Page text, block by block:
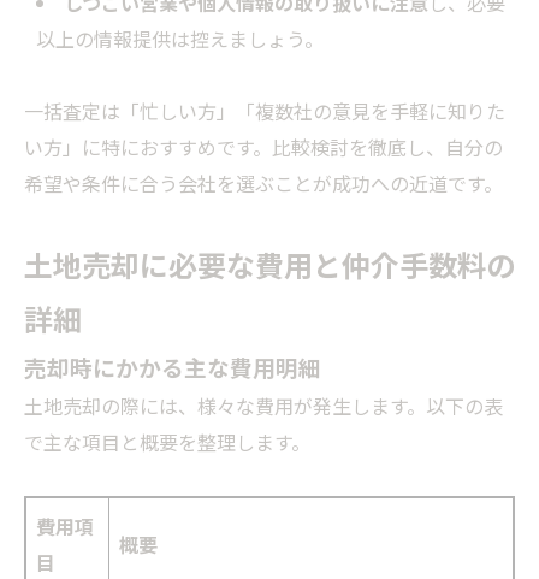
以上の情報提供は控えましょう。
一括査定は「忙しい方」「複数社の意見を手軽に知りた
い方」に特におすすめです。比較検討を徹底し、自分の
希望や条件に合う会社を選ぶことが成功への近道です。
土地売却に必要な費用と仲介手数料の
詳細
売却時にかかる主な費用明細
土地売却の際には、様々な費用が発生します。以下の表
で主な項目と概要を整理します。
費用項
目
概要